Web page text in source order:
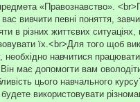
«Правознавство».
вивчити певні поняття,
в різних життєвих
їх.<br>Для того щоб
необхідно навчитися
має допомогти вам
цього навчального
використовувати